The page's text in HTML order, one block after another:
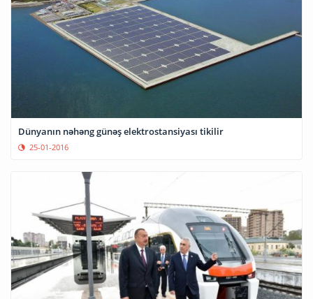
Dünyanın nəhəng günəş elektrostansiyası tikilir
25-01-2016